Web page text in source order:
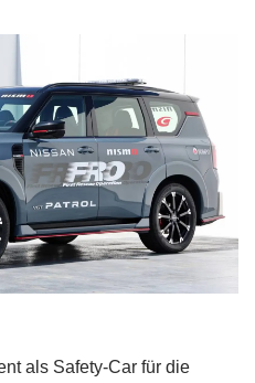
als Safety-Car für die